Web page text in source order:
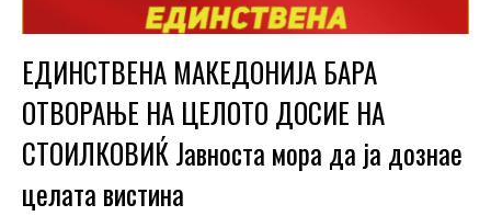
ЕДИНСТВЕНА МАКЕДОНИЈА БАРА
ОТВОРАЊЕ НА ЦЕЛОТО ДОСИЕ НА
СТОИЛКОВИЌ Јавноста мора да ја дознае
целата вистина